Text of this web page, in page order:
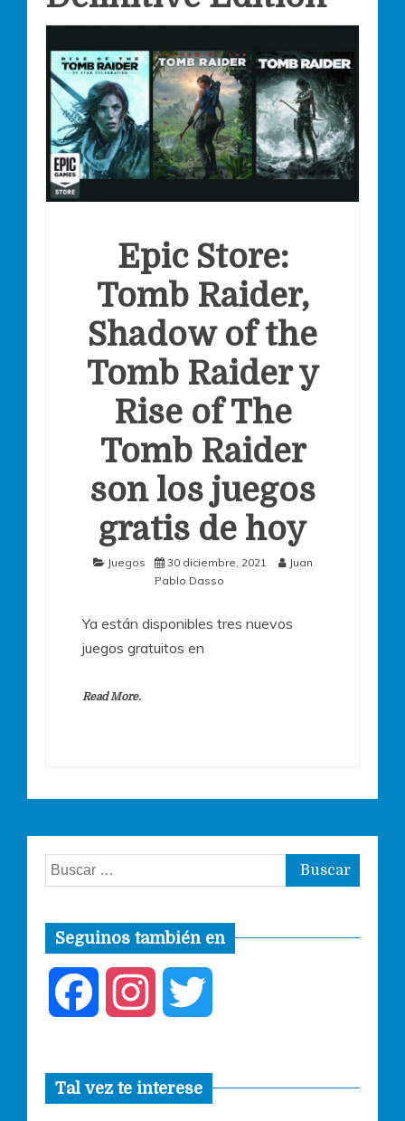
Epic Store:
Tomb Raider,
Shadow of the
Tomb Raider y
Rise of The
Tomb Raider
son los juegos
gratis de hoy
Juegos 30 diciembre, 2021
Juan
Pablo Dasso
Ya están disponibles tres nuevos
juegos gratuitos en
Read More.
Buscar:
Seguinos también en
c s i
Tal vez te interese